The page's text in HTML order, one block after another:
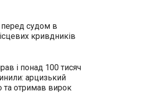
судом в
кривдників
арцизький
та отримав вирок